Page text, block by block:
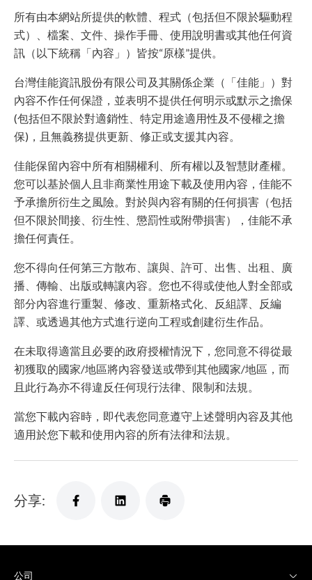
所有由本網站所提供的軟體、程式（包括但不限於驅動程
式）、檔案、文件、操作手冊、使用說明書或其他任何資
訊（以下統稱「內容」）皆按“原樣”提供。
台灣佳能資訊股份有限公司及其關係企業（「佳能」）對
內容不作任何保證，並表明不提供任何明示或默示之擔保
(包括但不限於對適銷性、特定用途適用性及不侵權之擔
保)，且無義務提供更新、修正或支援其內容。
佳能保留內容中所有相關權利、所有權以及智慧財產權。
您可以基於個人且非商業性用途下載及使用內容，佳能不
予承擔所衍生之風險。對於與內容有關的任何損害（包括
但不限於間接、衍生性、懲罰性或附帶損害），佳能不承
擔任何責任。
您不得向任何第三方散布、讓與、許可、出售、出租、廣
播、傳輸、出版或轉讓內容。您也不得或使他人對全部或
部分內容進行重製、修改、重新格式化、反組譯、反編
譯、或透過其他方式進行逆向工程或創建衍生作品。
在未取得適當且必要的政府授權情況下，您同意不得從最
初獲取的國家/地區將內容發送或帶到其他國家/地區，而
且此行為亦不得違反任何現行法律、限制和法規。
當您下載內容時，即代表您同意遵守上述聲明內容及其他
適用於您下載和使用內容的所有法律和法規。
分享:
公司